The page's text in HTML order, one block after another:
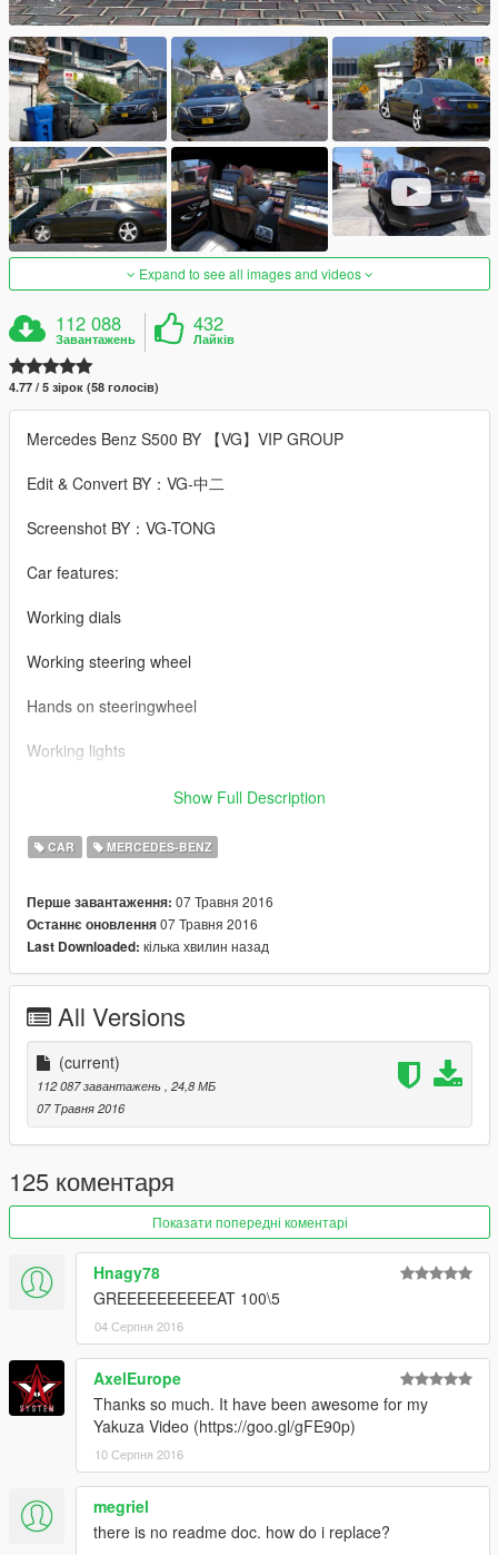
Expand to see all images and videos
112 088
Завантажень
432
Лайків
4.77 / 5 зірок (58 голосів)
Mercedes Benz S500 BY 【VG】VIP GROUP
Edit & Convert BY：VG-中二
Screenshot BY：VG-TONG
Car features:
Working dials
Working steering wheel
Hands on steeringwheel
Working lights
Mercedes Benz S500 BY 【VG】VIP GROUP
MOD制作：VG-中二
车辆介绍：
精致的内饰
可使用的表盘
正确的驾驶员位置
内饰氛围灯
数据：无需更改数据,直接用原游戏数据即可,如想改为后驱车请自
行修改数据。
请使用openIV软件进行全盘搜索，得出最新的路劲后替换它！
本MOD由【VG】VIP GROUP免费提供，请勿用于其他商业用
如想了解更多MOD进程，欢迎加入
【VG】VIP GROUP 团队QQ群：530797391
Show Full Description
CAR MERCEDES-BENZ
Перше завантаження: 07 Травня 2016
Останнє оновлення07 Травня 2016
Last Downloaded: кілька хвилин назад
All Versions
(current)
112 087 завантажень
, 24,8 МБ
07 Травня 2016
125 коментаря
Показати попередні коментарі
Hnagy78
GREEEEEEEEEEAT 100\5
04 Серпня 2016
AxelEurope
Thanks so much. It have been awesome for my
Yakuza Video (https://goo.gl/gFE90p)
10 Серпня 2016
megriel
there is no readme doc. how do i replace?